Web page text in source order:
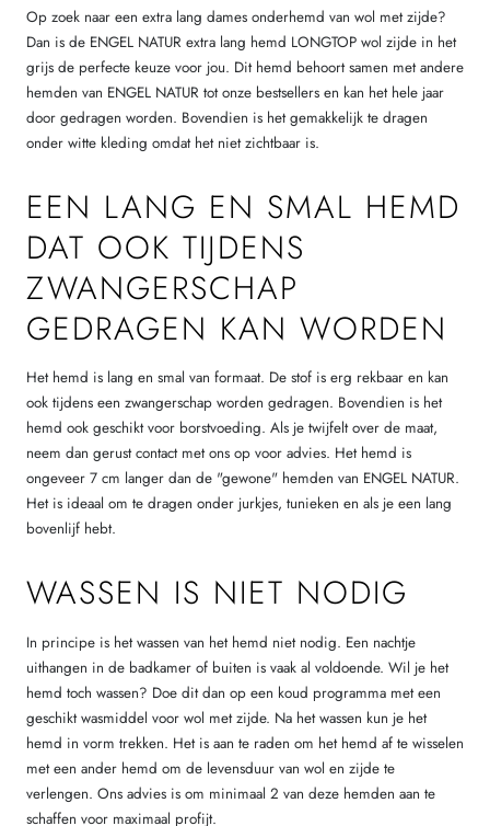
Op zoek naar een extra lang dames onderhemd van wol met zijde?
Dan is de ENGEL NATUR extra lang hemd LONGTOP wol zijde in het
grijs de perfecte keuze voor jou. Dit hemd behoort samen met andere
hemden van ENGEL NATUR tot onze bestsellers en kan het hele jaar
door gedragen worden. Bovendien is het gemakkelijk te dragen
onder witte kleding omdat het niet zichtbaar is.
EEN LANG EN SMAL HEMD
DAT OOK TIJDENS
ZWANGERSCHAP
GEDRAGEN KAN WORDEN
Het hemd is lang en smal van formaat. De stof is erg rekbaar en kan
ook tijdens een zwangerschap worden gedragen. Bovendien is het
hemd ook geschikt voor borstvoeding. Als je twijfelt over de maat,
neem dan gerust contact met ons op voor advies. Het hemd is
ongeveer 7 cm langer dan de "gewone" hemden van ENGEL NATUR.
Het is ideaal om te dragen onder jurkjes, tunieken en als je een lang
bovenlijf hebt.
WASSEN IS NIET NODIG
In principe is het wassen van het hemd niet nodig. Een nachtje
uithangen in de badkamer of buiten is vaak al voldoende. Wil je het
hemd toch wassen? Doe dit dan op een koud programma met een
geschikt wasmiddel voor wol met zijde. Na het wassen kun je het
hemd in vorm trekken. Het is aan te raden om het hemd af te wisselen
met een ander hemd om de levensduur van wol en zijde te
verlengen. Ons advies is om minimaal 2 van deze hemden aan te
schaffen voor maximaal profijt.